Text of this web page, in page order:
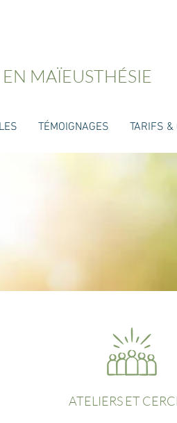
MAÏEUSTHÉSIE
TÉMOIGNAGES TARIFS &
ATELIERS ET